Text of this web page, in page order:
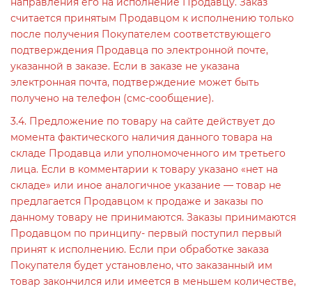
считается принятым Продавцом к исполнению только
после получения Покупателем соответствующего
подтверждения Продавца по электронной почте,
указанной в заказе. Если в заказе не указана
электронная почта, подтверждение может быть
получено на телефон (смс-сообщение).
3.4. Предложение по товару на сайте действует до
момента фактического наличия данного товара на
складе Продавца или уполномоченного им третьего
лица. Если в комментарии к товару указано «нет на
складе» или иное аналогичное указание — товар не
предлагается Продавцом к продаже и заказы по
данному товару не принимаются. Заказы принимаются
Продавцом по принципу- первый поступил первый
принят к исполнению. Если при обработке заказа
Покупателя будет установлено, что заказанный им
товар закончился или имеется в меньшем количестве,